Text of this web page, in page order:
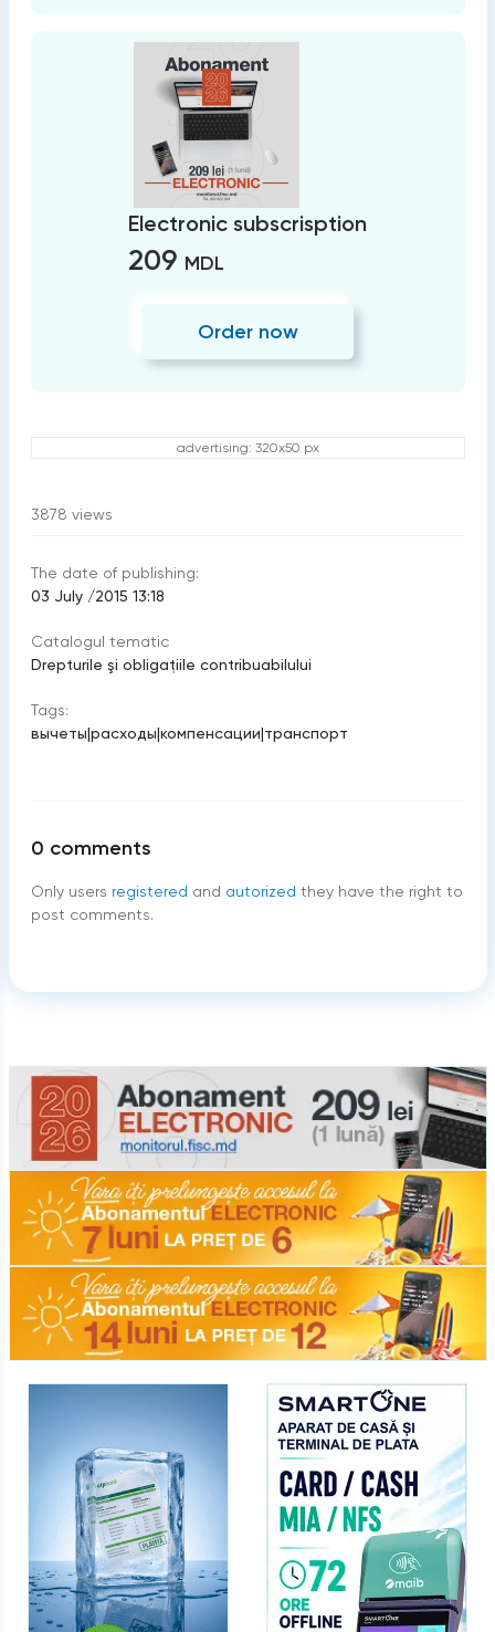
Electronic subscrisption
209 MDL
Order now
advertising: 320x50 px
3878 views
The date of publishing:
03 July /2015 13:18
Catalogul tematic
Drepturile şi obligaţiile contribuabilului
Tags:
вычеты|расходы|компенсации|транспорт
0 comments
Only users registered and autorized they have the right to
post comments.